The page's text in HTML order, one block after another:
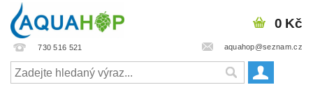
730 516 521 aquahop@seznam.cz
0 Kč